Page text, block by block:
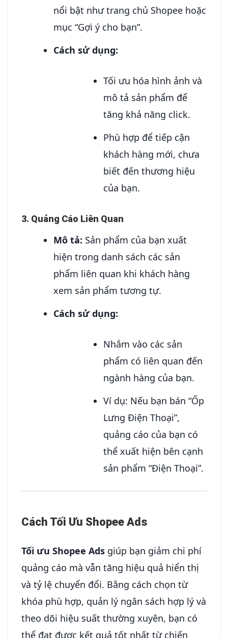
nổi bật như trang chủ Shopee hoặc
mục “Gợi ý cho bạn”.
Cách sử dụng:
Tối ưu hóa hình ảnh và
mô tả sản phẩm để
tăng khả năng click.
Phù hợp để tiếp cận
khách hàng mới, chưa
biết đến thương hiệu
của bạn.
3. Quảng Cáo Liên Quan
Mô tả: Sản phẩm của bạn xuất
hiện trong danh sách các sản
phẩm liên quan khi khách hàng
xem sản phẩm tương tự.
Cách sử dụng:
Nhắm vào các sản
phẩm có liên quan đến
ngành hàng của bạn.
Ví dụ: Nếu bạn bán “Ốp
Lưng Điện Thoại”,
quảng cáo của bạn có
thể xuất hiện bên cạnh
sản phẩm “Điện Thoại”.
Cách Tối Ưu Shopee Ads
Tối ưu Shopee Ads giúp bạn giảm chi phí
quảng cáo mà vẫn tăng hiệu quả hiển thị
và tỷ lệ chuyển đổi. Bằng cách chọn từ
khóa phù hợp, quản lý ngân sách hợp lý và
theo dõi hiệu suất thường xuyên, bạn có
thể đạt được kết quả tốt nhất từ chiến